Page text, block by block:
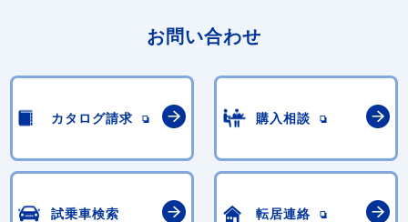
お問い合わせ
カタログ請求 購入相談
試乗車検索 転居連絡